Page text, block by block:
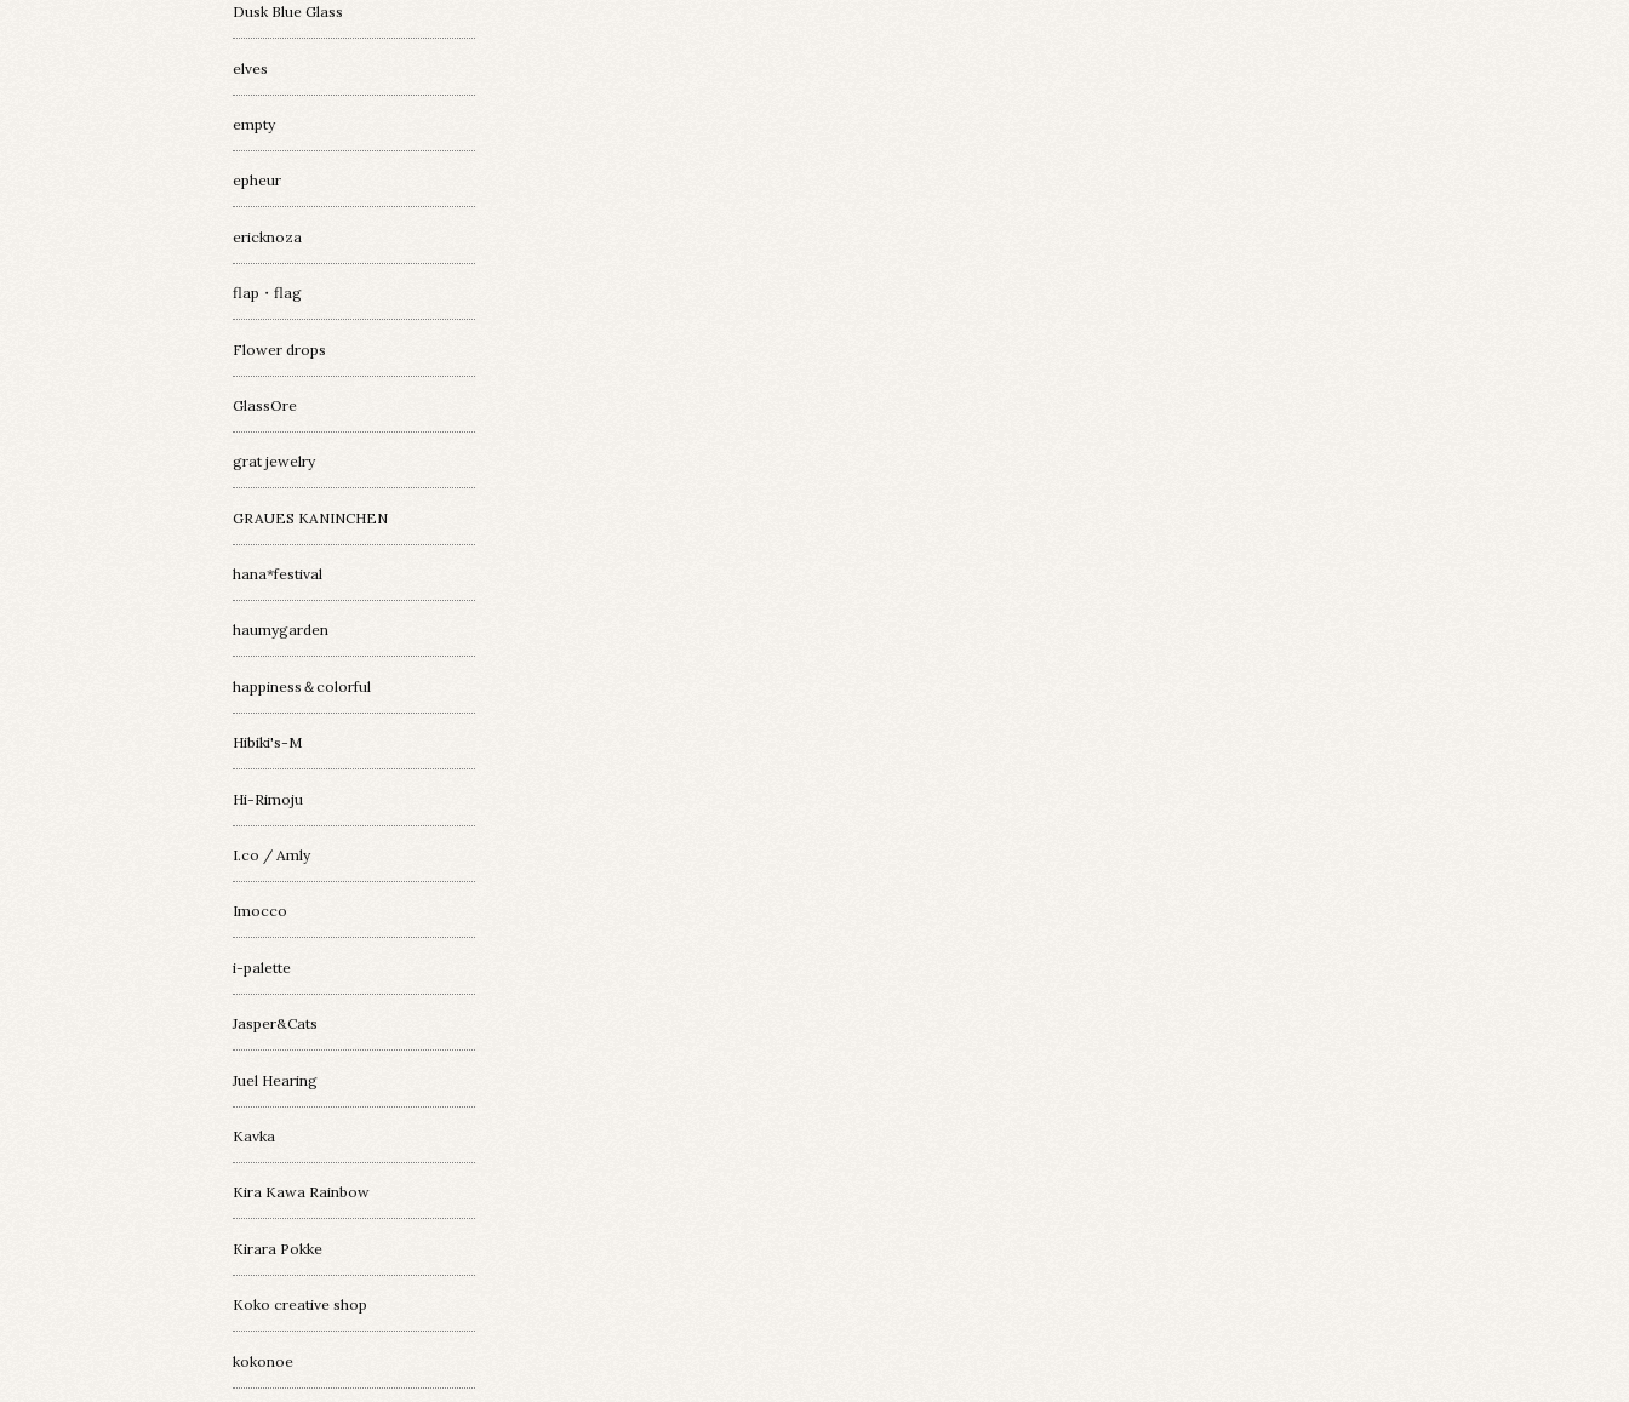
Dusk Blue Glass
elves
empty
epheur
ericknoza
flap・flag
Flower drops
GlassOre
grat jewelry
GRAUES KANINCHEN
hana*festival
haumygarden
happiness＆colorful
Hibiki's-M
Hi-Rimoju
I.co / Amly
Imocco
i-palette
Jasper&Cats
Juel Hearing
Kavka
Kira Kawa Rainbow
Kirara Pokke
Koko creative shop
kokonoe